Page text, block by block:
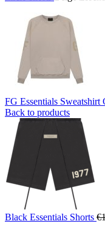
FG Essentials Sweatshirt
Back to products
Black Essentials Shorts €